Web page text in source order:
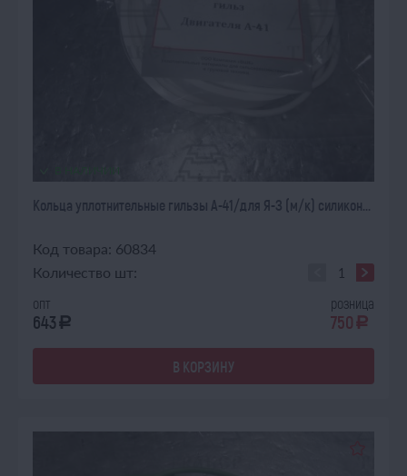
Кольца уплотнительные гильзы А-41/для Я-З (м/к) силикон...
Код товара: 60834
Количество шт:
опт
643 a
розница
750 a
В КОРЗИНУ